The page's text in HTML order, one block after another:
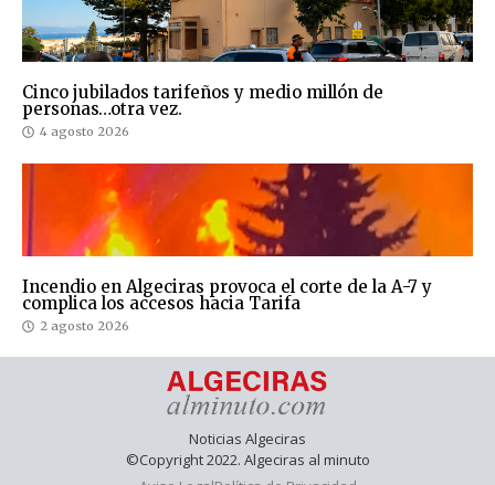
Cinco jubilados tarifeños y medio millón de
personas…otra vez.
4 agosto 2026
Incendio en Algeciras provoca el corte de la A-7 y
complica los accesos hacia Tarifa
2 agosto 2026
Noticias Algeciras
©Copyright 2022. Algeciras al minuto